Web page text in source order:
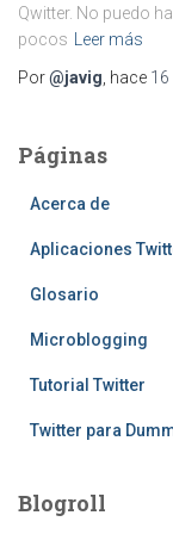
Qwitter. No puedo
pocos
Leer más
Por@javig , hace
Páginas
Acerca de
Aplicaciones
Glosario
Microblogging
Tutorial Twitter
Twitter para
Blogroll